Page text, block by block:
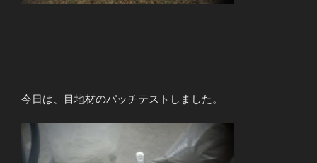
今日は、目地材のパッチテストしました。